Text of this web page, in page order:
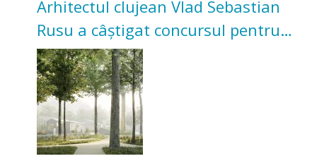
Arhitectul clujean Vlad Sebastian
Rusu a câștigat concursul pentru
transformarea Grădinii Casei
Universitarilor